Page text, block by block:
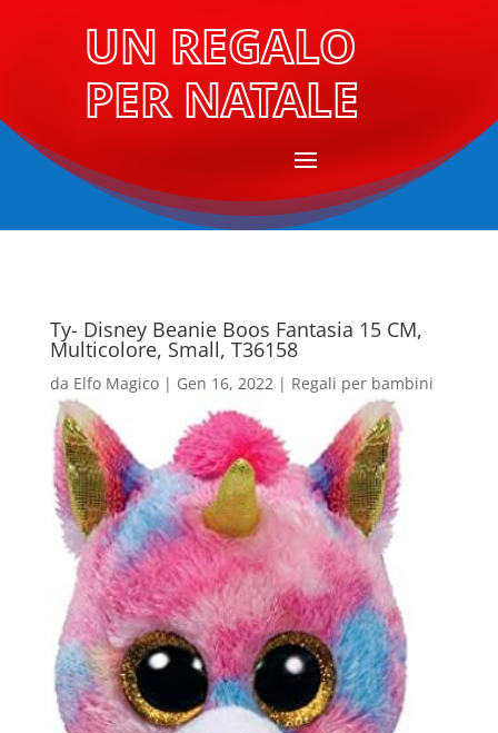
UN REGALO
PER NATALE
Ty- Disney Beanie Boos Fantasia 15 CM,
Multicolore, Small, T36158
da Elfo Magico| Gen 16, 2022| Regali per bambini